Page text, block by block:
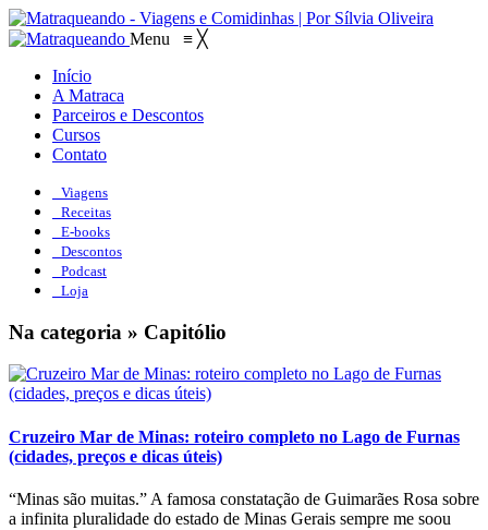
Menu ≡ ╳
Início
A Matraca
Parceiros e Descontos
Cursos
Contato
Viagens
Receitas
E-books
Descontos
Podcast
Loja
Na categoria » Capitólio
Cruzeiro Mar de Minas: roteiro completo no Lago de Furnas
(cidades, preços e dicas úteis)
“Minas são muitas.” A famosa constatação de Guimarães Rosa sobre
a infinita pluralidade do estado de Minas Gerais sempre me soou